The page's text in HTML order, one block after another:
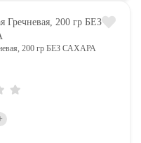
200 гр БЕЗ САХАРА